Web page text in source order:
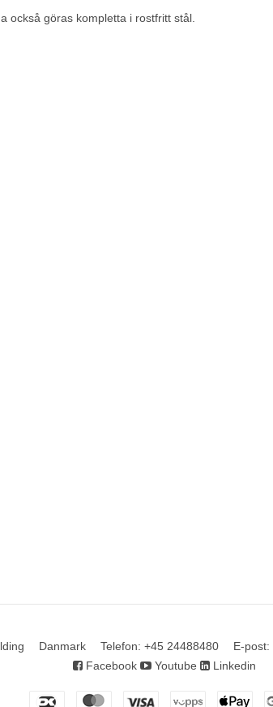
också göras kompletta i rostfritt stål.
Danmark Telefon: +45 24488480 E-post:
Facebook
Youtube Linkedin